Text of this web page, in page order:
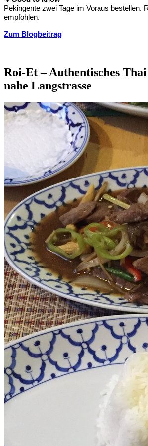
Pekingente zwei Tage im Voraus bestellen.
empfohlen.
Zum Blogbeitrag
Roi-Et – Authentisches
nahe Langstrasse